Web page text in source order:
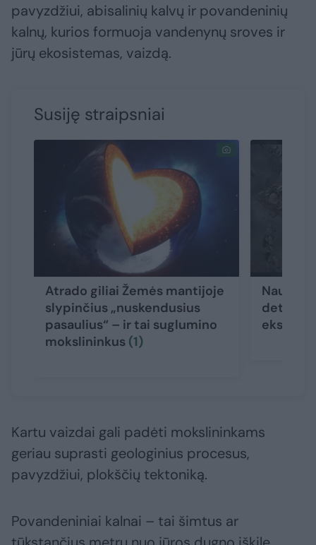
pavyzdžiui, abisalinių kalvų ir povandeninių
kalnų, kurios formuoja vandenynų sroves ir
jūrų ekosistemas, vaizdą.
Susiję straipsniai
Atrado giliai Žemės mantijoje
slypinčius „nuskendusius
pasaulius“ – ir tai suglumino
mokslininkus (1)
detalės
Kartu vaizdai gali padėti mokslininkams
geriau suprasti geologinius procesus,
pavyzdžiui, plokščių tektoniką.
Povandeniniai kalnai – tai šimtus ar